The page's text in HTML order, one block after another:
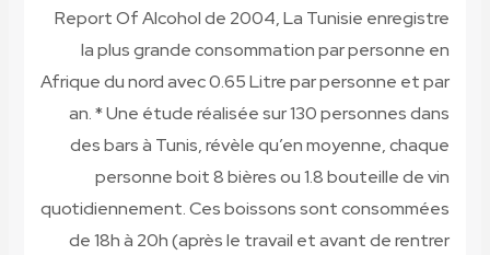
Report Of Alcohol de 2004, La Tunisie enregistre
la plus grande consommation par personne en
Afrique du nord avec 0.65 Litre par personne et par
an. * Une étude réalisée sur 130 personnes dans
des bars à Tunis, révèle qu’en moyenne, chaque
personne boit 8 bières ou 1.8 bouteille de vin
quotidiennement. Ces boissons sont consommées
de 18h à 20h (après le travail et avant de rentrer